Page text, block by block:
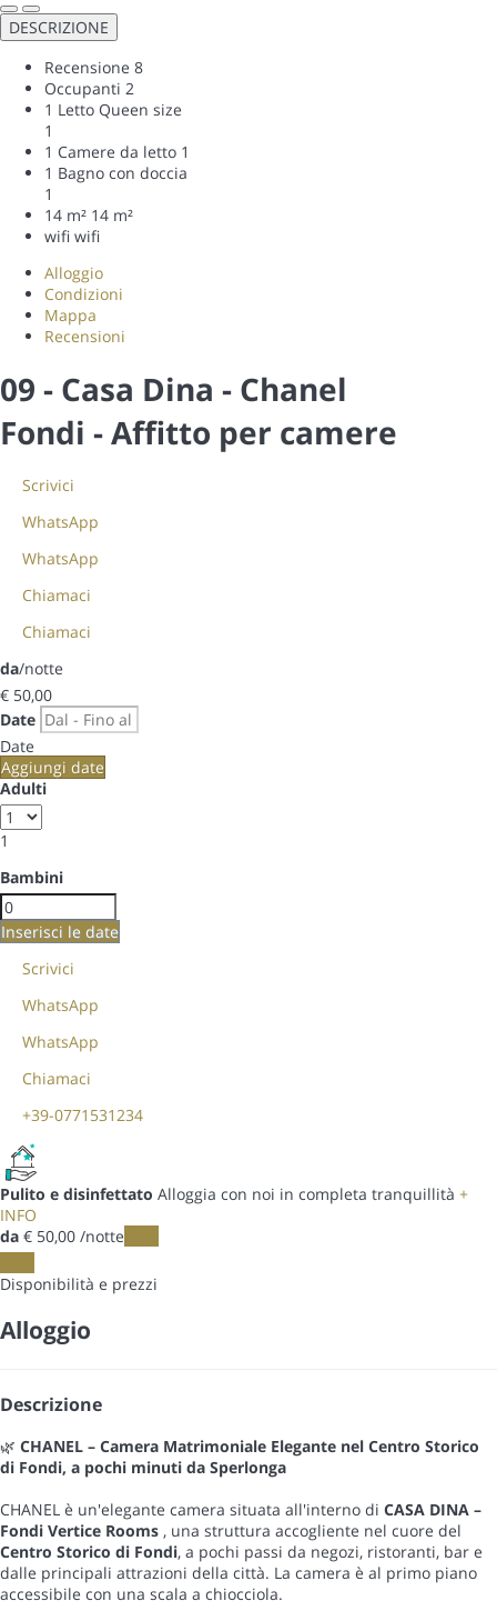
DESCRIZIONE
Recensione 8
Occupanti 2
1 Letto Queen size
1
1 Camere da letto 1
1 Bagno con doccia
1
14 m² 14 m²
wifi wifi
Alloggio
Condizioni
Mappa
Recensioni
09 - Casa Dina - Chanel
Fondi -Affitto per camere
Scrivici
WhatsApp
WhatsApp
Chiamaci
Chiamaci
da/notte
€ 50,00
Date
Date
Aggiungi date
Adulti
1
Bambini
Inserisci le date
Scrivici
WhatsApp
WhatsApp
Chiamaci
+39-0771531234
Pulito e disinfettato Alloggia con noi in completa tranquillità +
INFO
da € 50,00 /notte
Disponibilità e prezzi
Alloggio
Descrizione
🌿 CHANEL – Camera Matrimoniale Elegante nel Centro Storico
di Fondi, a pochi minuti da Sperlonga
CHANEL è un'elegante camera situata all'interno di CASA DINA –
Fondi Vertice Rooms , una struttura accogliente nel cuore del
Centro Storico di Fondi, a pochi passi da negozi, ristoranti, bar e
dalle principali attrazioni della città. La camera è al primo piano
accessibile con una scala a chiocciola.